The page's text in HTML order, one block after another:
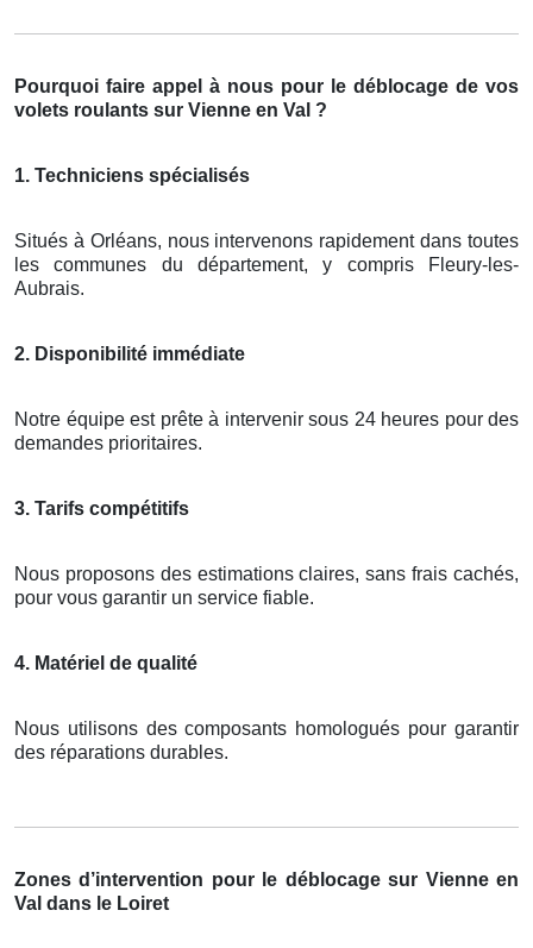
Pourquoi faire appel à nous pour le déblocage de vos
volets roulants sur Vienne en Val ?
1. Techniciens spécialisés
Situés à Orléans, nous intervenons rapidement dans toutes
les communes du département, y compris Fleury-les-
Aubrais.
2. Disponibilité immédiate
Notre équipe est prête à intervenir sous 24 heures pour des
demandes prioritaires.
3. Tarifs compétitifs
Nous proposons des estimations claires, sans frais cachés,
pour vous garantir un service fiable.
4. Matériel de qualité
Nous utilisons des composants homologués pour garantir
des réparations durables.
Zones d’intervention pour le déblocage sur Vienne en
Val dans le Loiret